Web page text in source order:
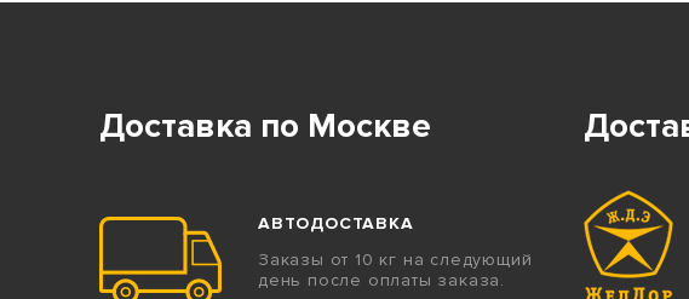
Доставка по Москве
АВТОДОСТАВКА
Заказы от 10 кг на следующий
день после оплаты заказа.